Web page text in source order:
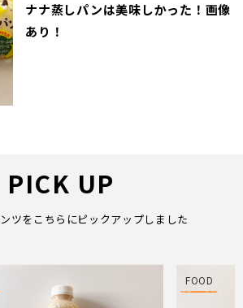
ナナ蒸しパンは美味しかった！画像
あり！
PICK UP
ツをこちらにピックアップしました
FOOD